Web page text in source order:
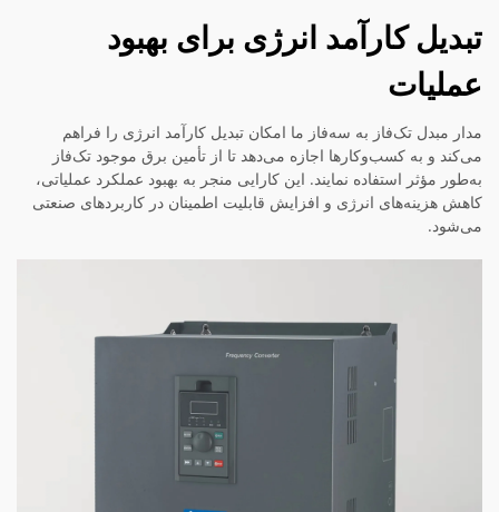
تبدیل کارآمد انرژی برای بهبود
عملیات
مدار مبدل تک‌فاز به سه‌فاز ما امکان تبدیل کارآمد انرژی را فراهم
می‌کند و به کسب‌وکارها اجازه می‌دهد تا از تأمین برق موجود تک‌فاز
به‌طور مؤثر استفاده نمایند. این کارایی منجر به بهبود عملکرد عملیاتی،
کاهش هزینه‌های انرژی و افزایش قابلیت اطمینان در کاربردهای صنعتی
می‌شود.